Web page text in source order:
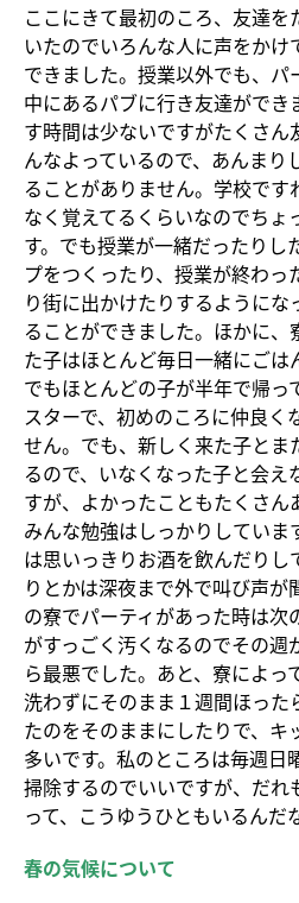
ここにきて最初のころ、友達を
いたのでいろんな人に声をか
できました。授業以外でも、パ
中にあるパブに行き友達がで
す時間は少ないですがたくさん
んなよっているので、あんまり
ることがありません。学校です
なく覚えてるくらいなのでちょ
す。でも授業が一緒だったりし
プをつくったり、授業が終わっ
り街に出かけたりするようにな
ることができました。ほかに、
た子はほとんど毎日一緒にごは
でもほとんどの子が半年で帰っ
スターで、初めのころに仲良く
せん。でも、新しく来た子とま
るので、いなくなった子と会え
すが、よかったこともたくさん
みんな勉強はしっかりしていま
は思いっきりお酒を飲んだりし
りとかは深夜まで外で叫び声が
の寮でパーティがあった時は
がすっごく汚くなるのでその週
ら最悪でした。あと、寮によっ
洗わずにそのまま１週間ほった
たのをそのままにしたりで、
多いです。私のところは毎週日
掃除するのでいいですが、だれ
って、こうゆうひともいるんだ
春の気候について